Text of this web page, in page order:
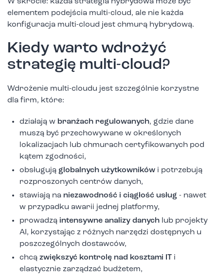
elementem podejścia multi-cloud, ale nie każda
konfiguracja multi-cloud jest chmurą hybrydową.
Kiedy warto wdrożyć
strategię multi-cloud?
Wdrożenie multi-cloudu jest szczególnie korzystne
dla firm, które:
działają w branżach regulowanych, gdzie dane
muszą być przechowywane w określonych
lokalizacjach lub chmurach certyfikowanych pod
kątem zgodności,
obsługują globalnych użytkowników i potrzebują
rozproszonych centrów danych,
stawiają na niezawodność i ciągłość usług - nawet
w przypadku awarii jednej platformy,
prowadzą intensywne analizy danych lub projekty
AI, korzystając z różnych narzędzi dostępnych u
poszczególnych dostawców,
chcą zwiększyć kontrolę nad kosztami IT i
elastycznie zarządzać budżetem,